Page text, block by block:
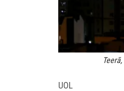
UOL